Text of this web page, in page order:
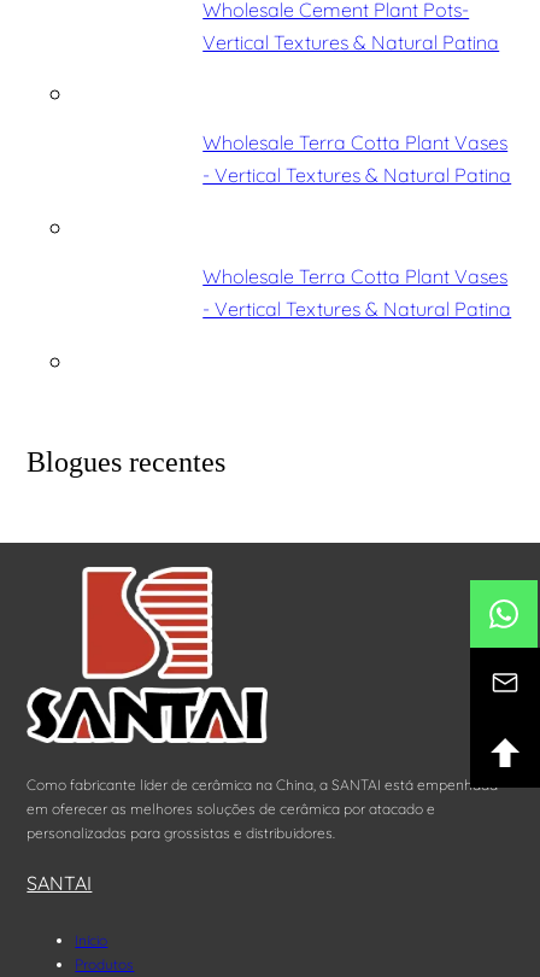
Wholesale Cement Plant Pots-
Vertical Textures & Natural Patina
Wholesale Terra Cotta Plant Vases
- Vertical Textures & Natural Patina
Wholesale Terra Cotta Plant Vases
- Vertical Textures & Natural Patina
Blogues recentes
Como fabricante líder de cerâmica na China, a SANTAI está empenhada
em oferecer as melhores soluções de cerâmica por atacado e
personalizadas para grossistas e distribuidores.
SANTAI
Início
Produtos